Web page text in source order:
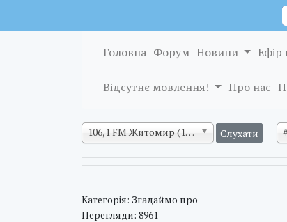
Головна Форум Новини Ефір
Відсутнє мовлення! Про нас
106,1 FM Житомир (128 кб/с)
Категорія: Згадаймо про
Перегляди: 8961